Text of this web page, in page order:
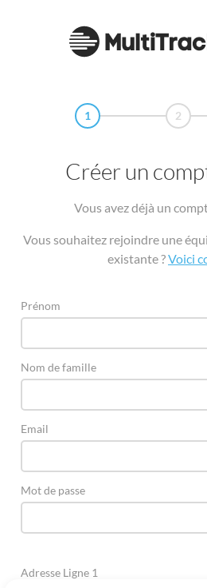
1 2
Créer un
Vous avez déjà un
Vous souhaitez rejoindre une
existante ?Voici
Prénom
Nom de famille
Email
Mot de passe
Adresse Ligne 1